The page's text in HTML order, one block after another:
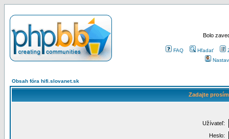
Bolo
FAQ Hľadať
Obsah fóra hifi.slovanet.sk
Zadajte
Užívateľ:
Heslo: